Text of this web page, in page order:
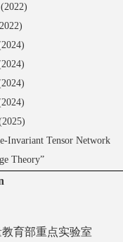
Invariant Tensor Network
Theory”
育部重点实验室